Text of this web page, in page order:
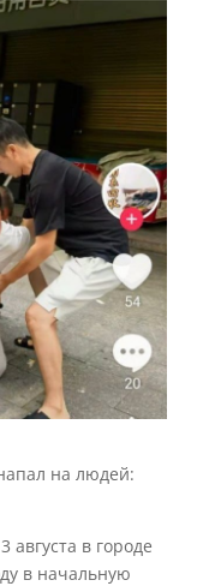
на людей:
в городе
в начальную